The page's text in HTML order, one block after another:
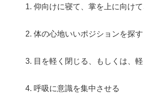
1. 仰向けに寝て、掌を上に向けて
2. 体の心地いいポジションを探す
3. 目を軽く閉じる、もしくは、軽
4. 呼吸に意識を集中させる